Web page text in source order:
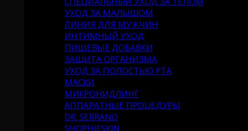
УХОД ЗА МАЛЫШОМ
ЛИНИЯ ДЛЯ МУЖЧИН
ИНТИМНЫЙ УХОД
ПИЩЕВЫЕ ДОБАВКИ
ЗАЩИТА ОРГАНИЗМА
УХОД ЗА ПОЛОСТЬЮ РТА
МАСКИ
МИКРОНИДЛИНГ
АППАРАТНЫЕ ПРОЦЕДУРЫ
DR. SERRANO
SHOPHIESKIN